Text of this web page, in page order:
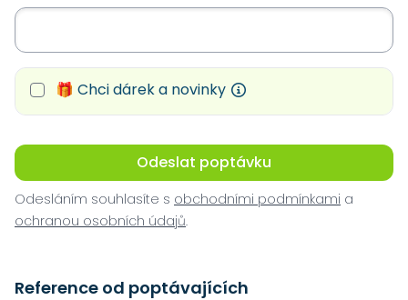
🎁 Chci dárek a novinky
Odeslat poptávku
Odesláním souhlasíte s obchodními podmínkami a
ochranou osobních údajů.
Reference od poptávajících